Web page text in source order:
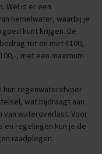
Wel is er een
hemelwater, waarbij je
kunt krijgen. De
tot en met €100,-
, met een maximum
hun regenwaterafvoer
wat bijdraagt aan
van wateroverlast. Voor
regelingen kun je de
raadplegen.